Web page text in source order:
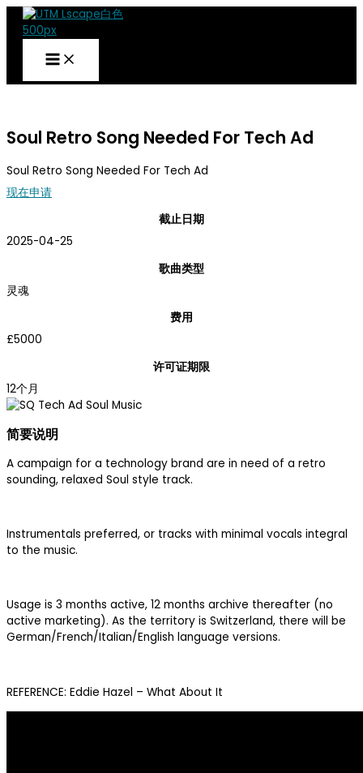
跳
Soul Retro Song Needed For Tech Ad
Soul Retro Song Needed For Tech Ad
现在申请
截止日期
2025-04-25
歌曲类型
灵魂
费用
£5000
许可证期限
12个月
简要说明
A campaign for a technology brand are in need of a retro
sounding, relaxed Soul style track.
Instrumentals preferred, or tracks with minimal vocals integral
to the music.
Usage is 3 months active, 12 months archive thereafter (no
active marketing). As the territory is Switzerland, there will be
German/French/Italian/English language versions.
REFERENCE: Eddie Hazel – What About It